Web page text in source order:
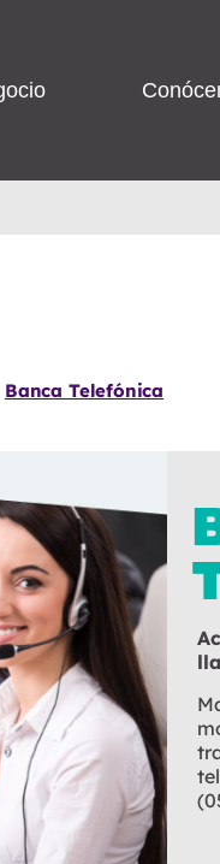
Banca Telefónica